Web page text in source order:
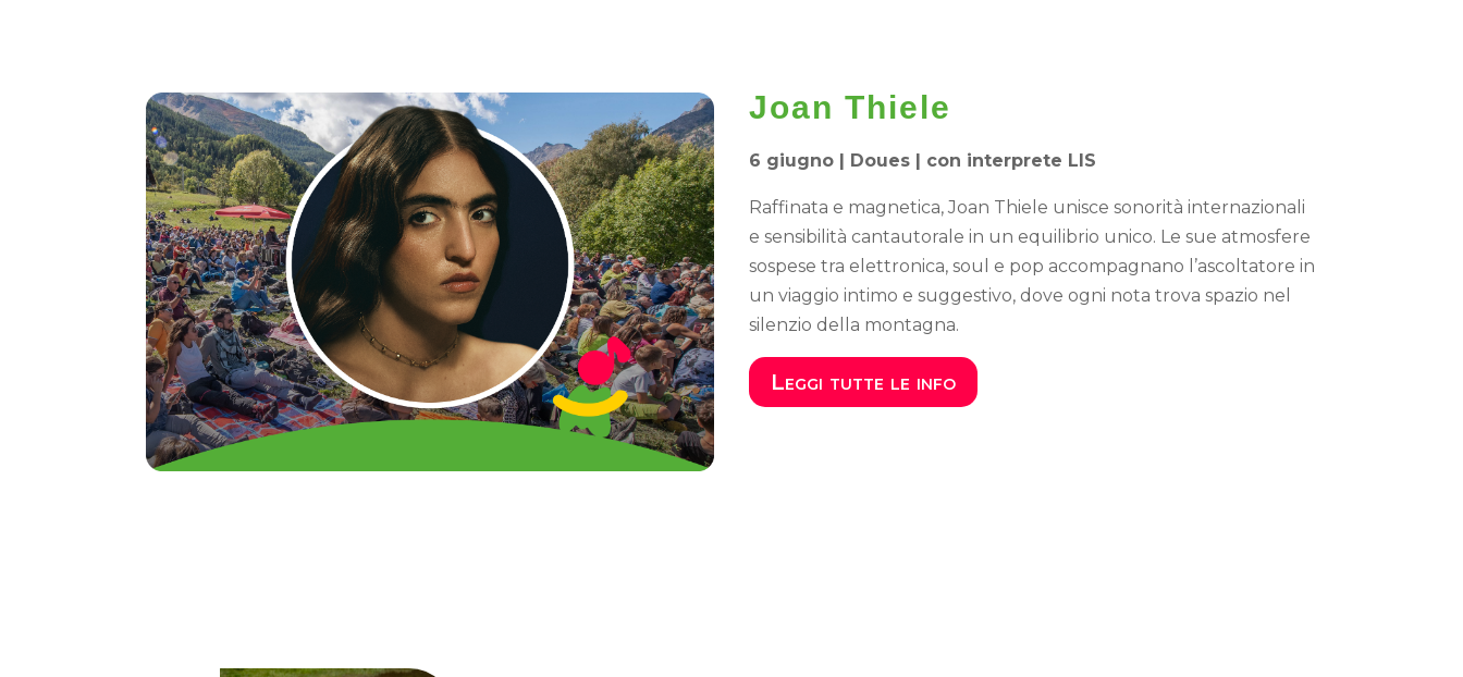
Joan Thiele
6 giugno | Doues | con interprete LIS
Raffinata e magnetica, Joan Thiele unisce sonorità internazionali
e sensibilità cantautorale in un equilibrio unico. Le sue atmosfere
sospese tra elettronica, soul e pop accompagnano l’ascoltatore in
un viaggio intimo e suggestivo, dove ogni nota trova spazio nel
silenzio della montagna.
Leggi tutte le info